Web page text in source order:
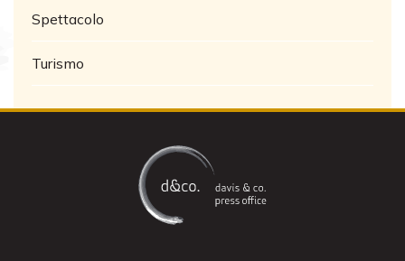
Spettacolo
Turismo